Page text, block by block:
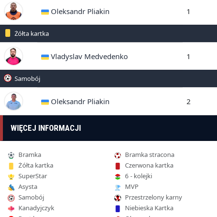
Oleksandr Pliakin 1
Żółta kartka
Vladyslav Medvedenko 1
Samobój
Oleksandr Pliakin 2
WIĘCEJ INFORMACJI
Bramka
Bramka stracona
Żółta kartka
Czerwona kartka
SuperStar
6 - kolejki
Asysta
MVP
Samobój
Przestrzelony karny
Kanadyjczyk
Niebieska Kartka